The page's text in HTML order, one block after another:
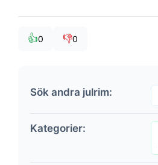
👍0 👎0
Sök andra julrim:
Kategorier: